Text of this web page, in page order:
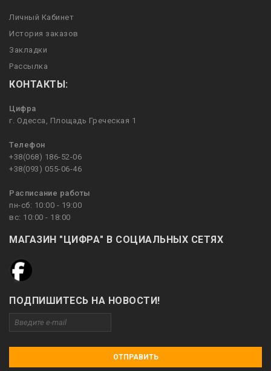
Личный Кабинет
История заказов
Закладки
Рассылка
КОНТАКТЫ:
Цифра
г. Одесса, Площадь Греческая 1
Телефон
+38(068) 186-52-06
+38(093) 055-06-46
Расписание работы
пн-сб: 10:00 - 19:00
вс: 10:00 - 18:00
МАГАЗИН "ЦИФРА" В СОЦИАЛЬНЫХ СЕТЯХ
ПОДПИШИТЕСЬ НА НОВОСТИ!
ОТПРАВИТЬ